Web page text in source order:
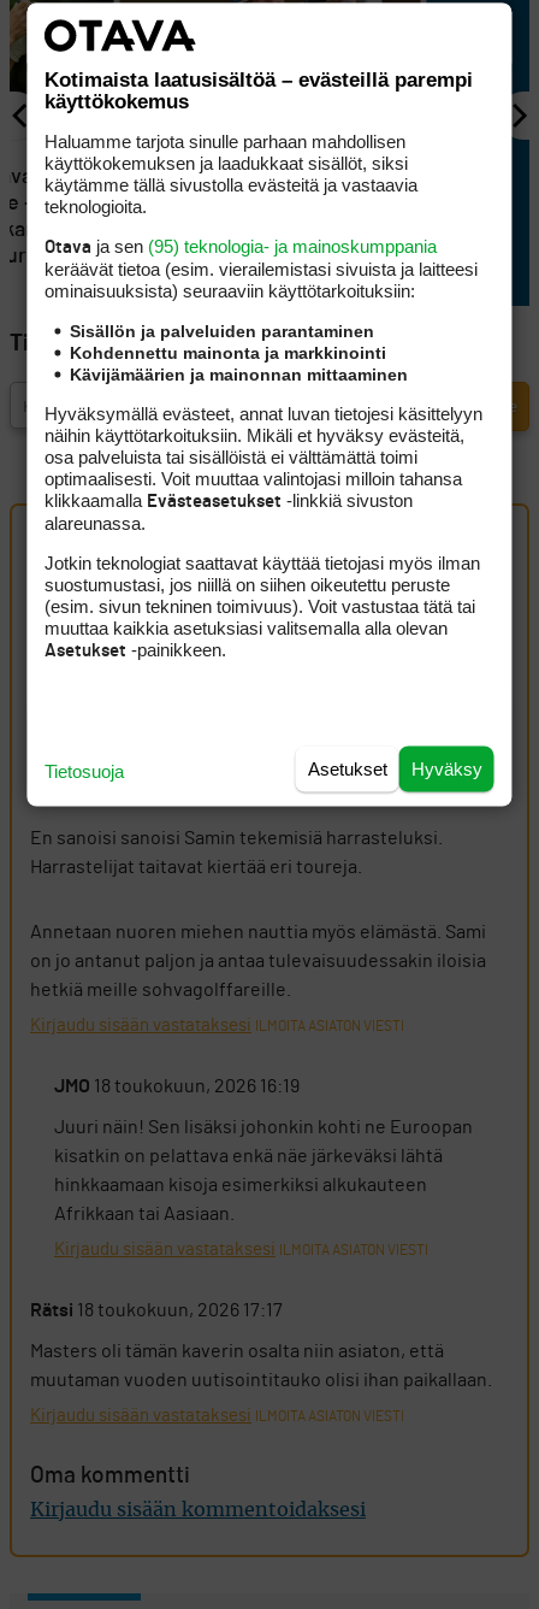
KILPAGOLF
Tapio Pulkkanen heräsi
takaysillä ja rakensi hyvän
– Sakke
Tilaa Golfpisteen uutiskirje
Artikkelin kommentit (4 kpl)
Tuuppari9918 toukokuun, 2026 02:38
Kirjaudu sisään vastataksesi ILMOITA ASIATON VIESTI
18 toukokuun, 2026 14:22
En sanoisi sanoisi Samin tekemisiä harrasteluksi.
Harrastelijat taitavat kiertää eri toureja.
Annetaan nuoren miehen nauttia myös elämästä. Sami
on jo antanut paljon ja antaa tulevaisuudessakin iloisia
hetkiä meille sohvagolffareille.
Kirjaudu sisään vastataksesi ILMOITA ASIATON VIESTI
JMO 18 toukokuun, 2026 16:19
Juuri näin! Sen lisäksi johonkin kohti ne Euroopan
kisatkin on pelattava enkä näe järkeväksi lähtä
hinkkaamaan kisoja esimerkiksi alkukauteen
Afrikkaan tai Aasiaan.
Kirjaudu sisään vastataksesi ILMOITA ASIATON VIESTI
Rätsi 18 toukokuun, 2026 17:17
Masters oli tämän kaverin osalta niin asiaton, että
muutaman vuoden uutisointitauko olisi ihan paikallaan.
Kirjaudu sisään vastataksesi ILMOITA ASIATON VIESTI
Oma kommentti
Kirjaudu sisään kommentoidaksesi
Kotimaista laatusisältöä – evästeillä parempi
käyttökokemus
Haluamme tarjota sinulle parhaan mahdollisen
käyttökokemuksen ja laadukkaat sisällöt, siksi
käytämme tällä sivustolla evästeitä ja vastaavia
teknologioita.
Otava ja sen (95) teknologia- ja mainoskumppania
keräävät tietoa (esim. vierailemis­tasi sivuista ja laitteesi
ominaisuuk­sista) seuraaviin käyttötarkoituksiin:
Sisällön ja palveluiden parantaminen
Kohdennettu mainonta ja markkinointi
Kävijämäärien ja mainonnan mittaaminen
Hyväksymällä evästeet, annat luvan tietojesi käsittelyyn
näihin käyttötarkoituksiin. Mikäli et hyväksy evästeitä,
osa palveluista tai sisällöistä ei välttämättä toimi
optimaalisesti. Voit muuttaa valintojasi milloin tahansa
klikkaamalla Evästeasetukset -linkkiä sivuston
alareunassa.
Jotkin teknologiat saattavat käyttää tietojasi myös ilman
suostumustasi, jos niillä on siihen oikeutettu peruste
(esim. sivun tekninen toimivuus). Voit vastustaa tätä tai
muuttaa kaikkia asetuksiasi valitsemalla alla olevan
Asetukset -painikkeen.
Hyväksy
Asetukset
Tietosuoja